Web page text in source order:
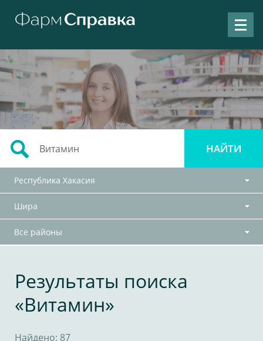
Республика Хакасия
Шира
Все районы
Результаты поиска
«Витамин»
Найдено: 87